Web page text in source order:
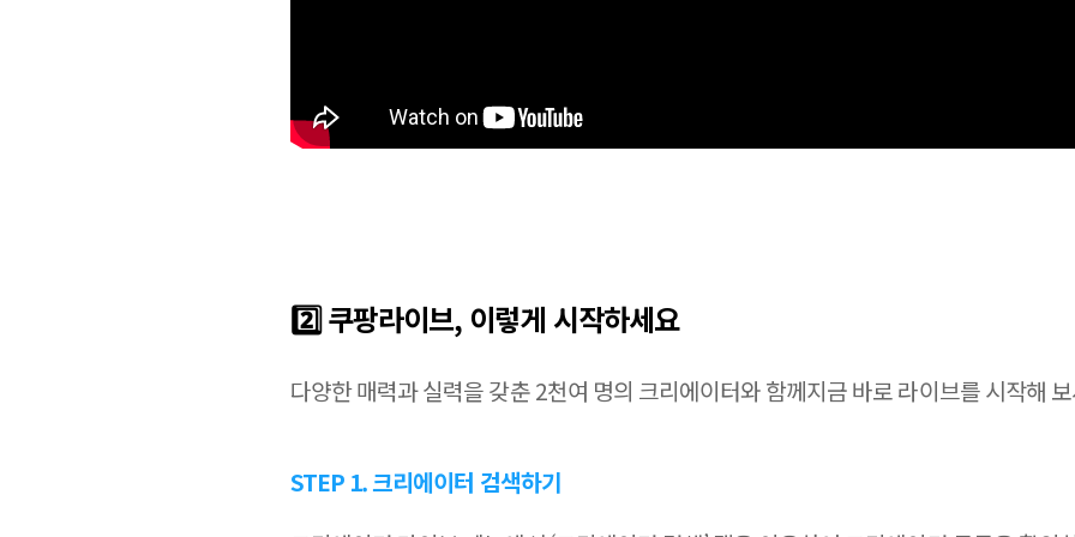
2️⃣ 쿠팡라이브, 이렇게 시작하세요
다양한 매력과 실력을 갖춘 2천여 명의 크리에이터와 함께지금 바로 라이브를 시작해
STEP 1. 크리에이터 검색하기